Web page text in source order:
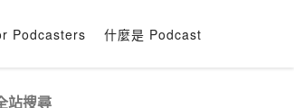
Podcasters 什麼是 Podcast